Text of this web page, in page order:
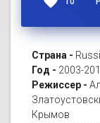
Страна -
Год - 2003-
Режиссер -
Крымов